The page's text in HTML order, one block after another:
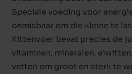
Speciale voeding voor
onmisbaar om die kleine te
Kittenvoer bevat precies de
vitaminen, mineralen,
vetten om groot en sterk te